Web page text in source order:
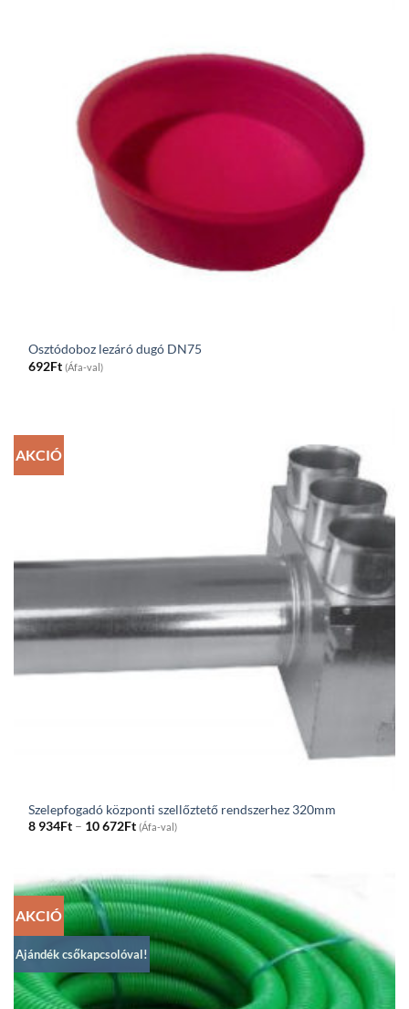
Osztódoboz lezáró dugó DN75
692Ft (Áfa-val)
AKCIÓ
Szelepfogadó központi szellőztető rendszerhez 320mm
8 934Ft – 10 672FtPrice
range:
through
10
672Ft
(Áfa-val)
AKCIÓ
Ajándék csőkapcsolóval!